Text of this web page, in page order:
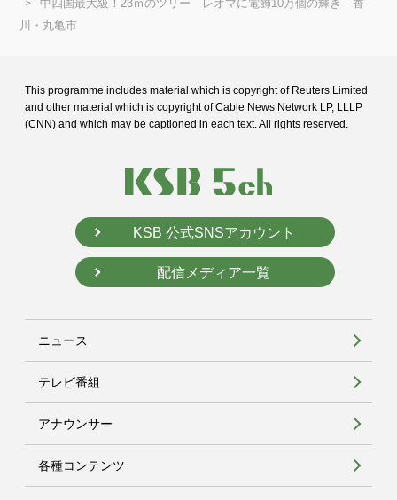
中四国最大級！23ｍのツリー レオマに電飾10万個の輝き 香
川・丸亀市
This programme includes material which is copyright of Reuters Limited
and other material which is copyright of Cable News Network LP, LLLP
(CNN) and which may be captioned in each text. All rights reserved.
KSB 公式SNSアカウント
配信メディア一覧
ニュース
テレビ番組
アナウンサー
各種コンテンツ